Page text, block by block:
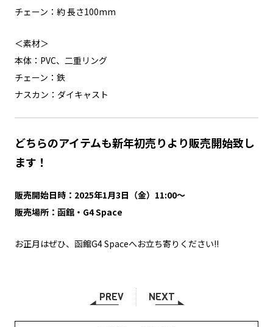
チェーン：約 長さ100mm
＜素材＞
本体：PVC、二重リング
チェーン：鉄
ナスカン：ダイキャスト
どちらのアイテムも新年初売りより販売開始致し
ます！
販売開始日時：2025年1月3日（金）11:00～
販売場所：函館・G4 Space
お正月はぜひ、函館G4 Spaceへお立ち寄りください!!
PREV NEXT